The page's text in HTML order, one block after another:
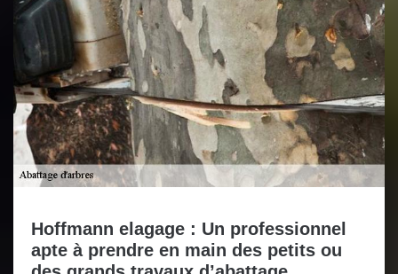
Hoffmann elagage : Un professionnel
apte à prendre en main des petits ou